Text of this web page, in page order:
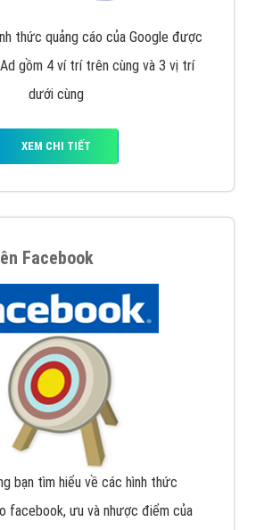
thức quảng cáo của Google được
gồm 4 ví trí trên cùng và 3 vị trí
dưới cùng
XEM CHI TIẾT
Facebook
bạn tìm hiểu về các hình thức
facebook, ưu và nhược điểm của